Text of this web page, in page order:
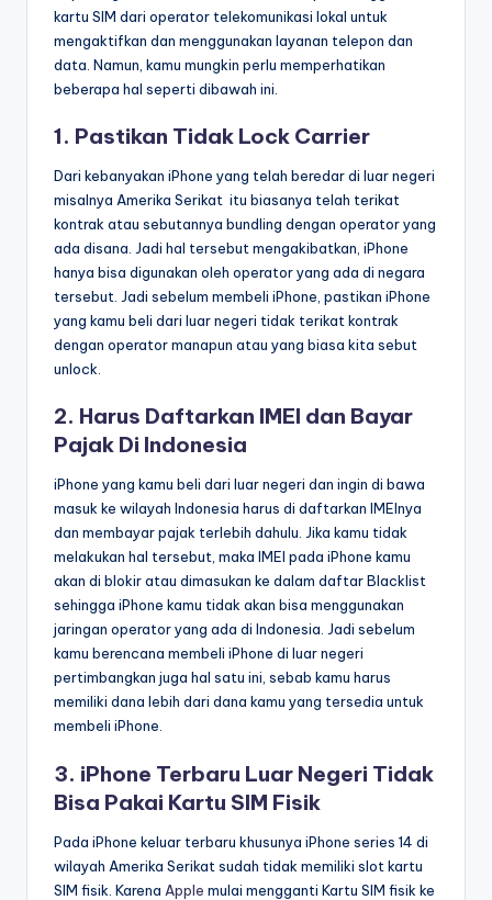
kartu SIM dari operator telekomunikasi lokal untuk
mengaktifkan dan menggunakan layanan telepon dan
data. Namun, kamu mungkin perlu memperhatikan
beberapa hal seperti dibawah ini.
1. Pastikan Tidak Lock Carrier
Dari kebanyakan iPhone yang telah beredar di luar negeri
misalnya Amerika Serikat itu biasanya telah terikat
kontrak atau sebutannya bundling dengan operator yang
ada disana. Jadi hal tersebut mengakibatkan, iPhone
hanya bisa digunakan oleh operator yang ada di negara
tersebut. Jadi sebelum membeli iPhone, pastikan iPhone
yang kamu beli dari luar negeri tidak terikat kontrak
dengan operator manapun atau yang biasa kita sebut
unlock.
2. Harus Daftarkan IMEI dan Bayar
Pajak Di Indonesia
iPhone yang kamu beli dari luar negeri dan ingin di bawa
masuk ke wilayah Indonesia harus di daftarkan IMEInya
dan membayar pajak terlebih dahulu. Jika kamu tidak
melakukan hal tersebut, maka IMEI pada iPhone kamu
akan di blokir atau dimasukan ke dalam daftar Blacklist
sehingga iPhone kamu tidak akan bisa menggunakan
jaringan operator yang ada di Indonesia. Jadi sebelum
kamu berencana membeli iPhone di luar negeri
pertimbangkan juga hal satu ini, sebab kamu harus
memiliki dana lebih dari dana kamu yang tersedia untuk
membeli iPhone.
3. iPhone Terbaru Luar Negeri Tidak
Bisa Pakai Kartu SIM Fisik
Pada iPhone keluar terbaru khusunya iPhone series 14 di
wilayah Amerika Serikat sudah tidak memiliki slot kartu
SIM fisik. Karena Apple mulai mengganti Kartu SIM fisik ke